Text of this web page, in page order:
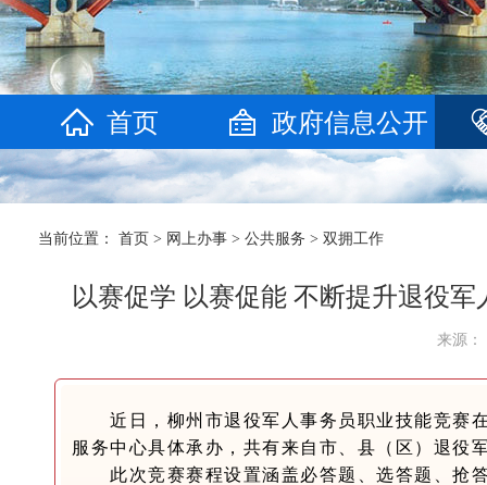
首页 政府信息公开
当前位置： 首页 > 网上办事 > 公共服务 > 双拥工作
以赛促学 以赛促能 不断提升退役
来源
近日，柳州市退役军人事务员职业技能竞赛
服务中心具体承办，共有来自市、县（区）退役
此次竞赛赛程设置涵盖必答题、选答题、抢